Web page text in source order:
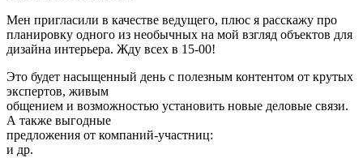
Мен пригласили в качестве ведущего, плюс я расскажу про
планировку одного из необычных на мой взгляд объектов для
дизайна интерьера. Жду всех в 15-00!
Это будет насыщенный день с полезным контентом от крутых
экспертов, живым
общением и возможностью установить новые деловые связи.
А также выгодные
предложения от компаний-участниц:
и др.